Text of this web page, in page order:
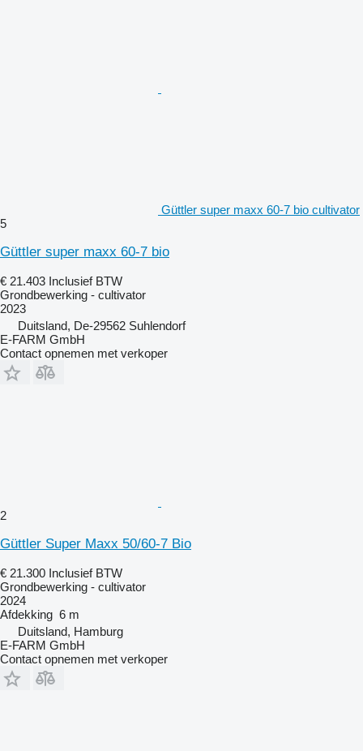
Güttler super maxx 60-7 bio cultivator
5
Güttler super maxx 60-7 bio
€ 21.403 Inclusief BTW
Grondbewerking - cultivator
2023
Duitsland, De-29562 Suhlendorf
E-FARM GmbH
Contact opnemen met verkoper
2
Güttler Super Maxx 50/60-7 Bio
€ 21.300 Inclusief BTW
Grondbewerking - cultivator
2024
Afdekking 6 m
Duitsland, Hamburg
E-FARM GmbH
Contact opnemen met verkoper